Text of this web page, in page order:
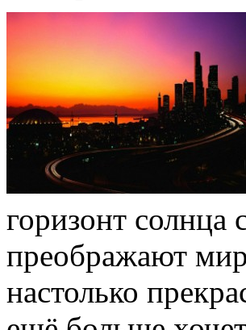
горизонт солнца
преображают
настолько